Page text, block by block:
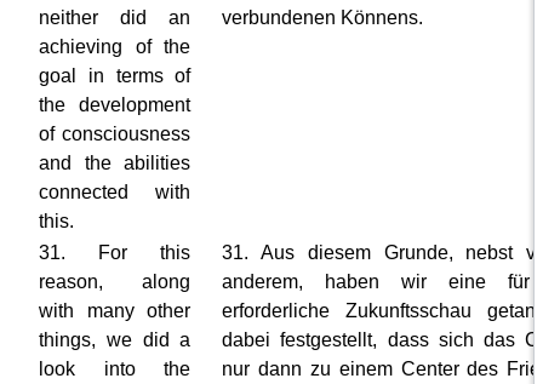
neither did an
achieving of the
goal in terms of
the development
of consciousness
and the abilities
connected with
this.
verbundenen Könnens.
31. For this
reason, along
with many other
things, we did a
look into the
31. Aus diesem Grunde, nebst
anderem, haben wir eine für
erforderliche Zukunftsschau
dabei festgestellt, dass sich das
nur dann zu einem Center des